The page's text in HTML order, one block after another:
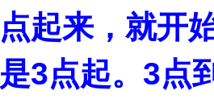
点起来，就开
是3点起。3点